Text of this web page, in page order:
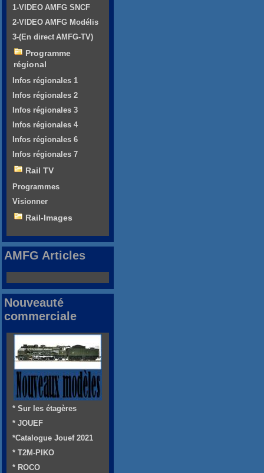
1-VIDEO AMFG SNCF
2-VIDEO AMFG Modélis
3-(En direct AMFG-TV)
Programme
régional
Infos régionales 1
Infos régionales 2
Infos régionales 3
Infos régionales 4
Infos régionales 6
Infos régionales 7
Rail TV
Programmes
Visionner
Rail-Images
AMFG Articles
Nouveauté
commerciale
* Sur les étagères
* JOUEF
*Catalogue Jouef 2021
* T2M-PIKO
* ROCO